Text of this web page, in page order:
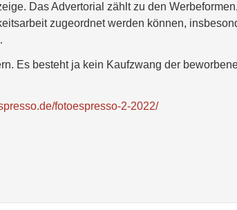
Das Advertorial zählt zu den
zugeordnet werden können,
Es besteht ja kein Kaufzwang der
fotoespresso-2-2022/